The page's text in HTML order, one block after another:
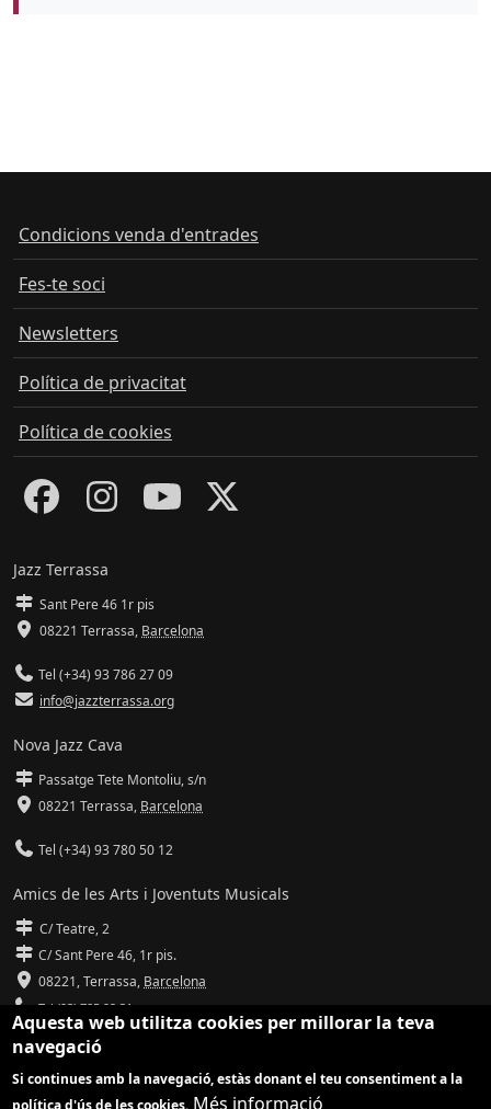
Condicions venda d'entrades
Fes-te soci
Newsletters
Política de privacitat
Política de cookies
Jazz Terrassa
Sant Pere 46 1r pis
08221 Terrassa, Barcelona
Tel (+34) 93 786 27 09
info@jazzterrassa.org
Nova Jazz Cava
Passatge Tete Montoliu, s/n
08221 Terrassa, Barcelona
Tel (+34) 93 780 50 12
Amics de les Arts i Joventuts Musicals
C/ Teatre, 2
C/ Sant Pere 46, 1r pis.
08221,Terrassa, Barcelona
Tel (93) 785 92 31
info@amicsdelesarts-jjmm.cat
www.amicsdelesarts-jjmm.cat
Aquesta web utilitza cookies per millorar la teva
navegació
Si continues amb la navegació, estàs donant el teu consentiment a la
política d'ús de les cookies. Més informació